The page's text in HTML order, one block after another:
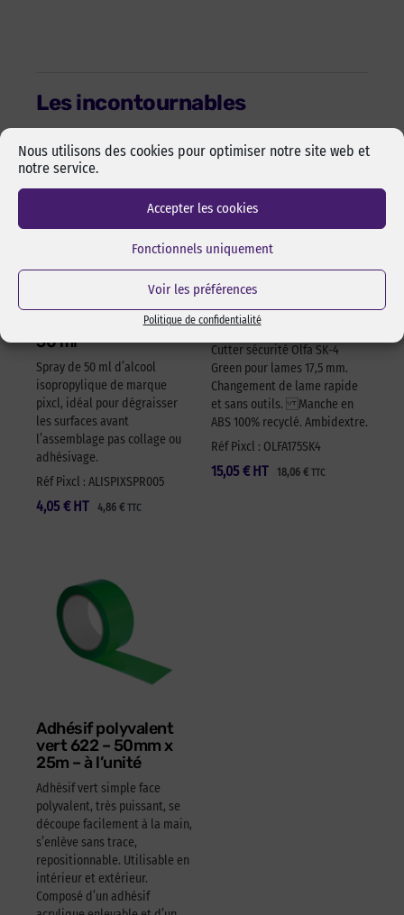
Nous utilisons des cookies pour optimiser notre site web et
notre service.
Accepter les cookies
Fonctionnels uniquement
Voir les préférences
Politique de confidentialité
Les incontournables
Alcool isopropylique
by-pixcl en spray de
50 ml
Spray de 50 ml d’alcool
isopropylique de marque
pixcl, idéal pour dégraisser
les surfaces avant
l’assemblage pas collage ou
adhésivage.
Réf Pixcl : ALISPIXSPR005
4,05 € 4,86 € TTC
HT
Cutter sécurité Olfa
17,5 mm SK-4 Green
Cutter sécurité Olfa SK-4
Green pour lames 17,5 mm.
Changement de lame rapide
et sans outils. Manche en
ABS 100% recyclé. Ambidextre.
Réf Pixcl : OLFA175SK4
15,05 € 18,06 € TTC
HT
Adhésif polyvalent
vert 622 – 50mm x
25m – à l’unité
Adhésif vert simple face
polyvalent, très puissant, se
découpe facilement à la main,
s’enlève sans trace,
repositionnable. Utilisable en
intérieur et extérieur.
Composé d’un adhésif